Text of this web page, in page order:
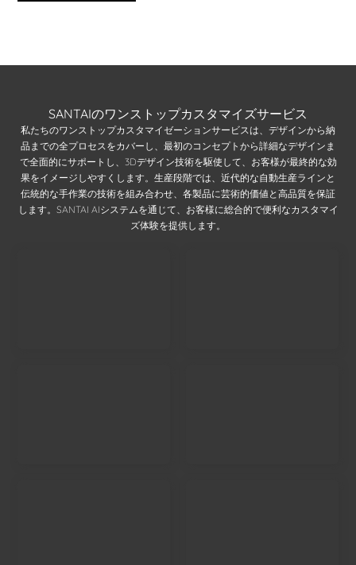
SANTAIのワンストップカスタマイズサービス
私たちのワンストップカスタマイゼーションサービスは、デザインから納
品までの全プロセスをカバーし、最初のコンセプトから詳細なデザインま
で全面的にサポートし、3Dデザイン技術を駆使して、お客様が最終的な効
果をイメージしやすくします。生産段階では、近代的な自動生産ラインと
伝統的な手作業の技術を組み合わせ、各製品に芸術的価値と高品質を保証
します。SANTAI AIシステムを通じて、お客様に総合的で便利なカスタマイ
ズ体験を提供します。